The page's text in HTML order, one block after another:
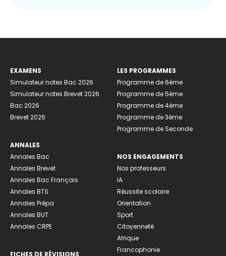
EXAMENS
Simulateur notes Bac 2026
Simulateur notes Brevet 2026
Bac 2026
Brevet 2026
ANNALES
Annales Bac
Annales Brevet
Annales Bac Français
Annales BTS
Annales Prépa
Annales BUT
Annales CRPE
FICHES DE RÉVISIONS
LES PROGRAMMES
Programme de 6ème
Programme de 5ème
Programme de 4ème
Programme de 3ème
Programme de Seconde
NOS ENGAGEMENTS
Nos professeurs
IA
Réussite scolaire
Orientation
Sport
Citoyenneté
Afrique
Francophonie